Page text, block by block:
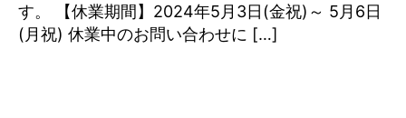
す。 【休業期間】2024年5月3日(金祝)～ 5月6日
(月祝) 休業中のお問い合わせに […]